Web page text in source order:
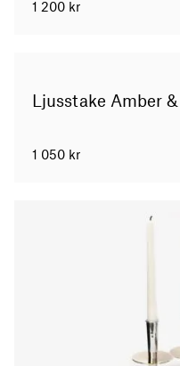
1 200 kr
Ljusstake Amber
1 050 kr